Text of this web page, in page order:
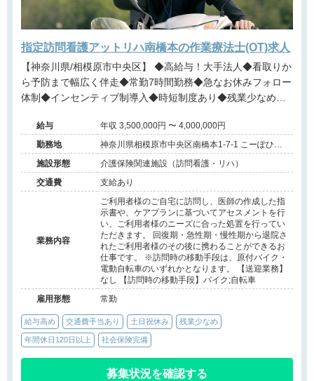
指定訪問看護アットリハ南橋本の作業療法士(OT)求人
【神奈川県/相模原市中央区】 ◆高給与！大手法人◆看取りか
ら予防まで幅広く伴走◆常勤7時間勤務◆急なお休みフォロー
体制◆インセンティブ制導入◆時短制度あり◆残業少なめ◆
給与
年収 3,500,000円 〜 4,000,000円
勤務地
神奈川県相模原市中央区南橋本1-7-1 こーぽひろ
みつ101号
施設形態
介護保険関連施設（訪問看護・リハ）
交通費
支給あり
業務内容
ご利用者様のご自宅に訪問し、医師の作成した指
示書や、ケアプランに基づいてアセスメントを行
い、ご利用者様のニーズに合った処置を行ってい
ただきます。 回復期・急性期・慢性期から退院さ
れたご利用者様のその後に携わることができるお
仕事です。 ※訪問時の移動手段は、原付バイク・
電動自転車のいずれかとなります。 【送迎業務】
なし 【訪問時の移動手段】バイク;自転車
雇用形態
常勤
給与高め 交通費手当あり 土日祝休み 残業少なめ
年間休日120日以上 社会保険完備
募集状況を確認する